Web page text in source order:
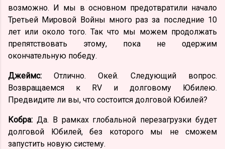
возможно. И мы в основном предотвратили начало
Третьей Мировой Войны много раз за последние 10
лет или около того. Так что мы можем продолжать
препятствовать этому, пока не одержим
окончательную победу.
Джеймс: Отлично. Окей. Следующий вопрос.
Возвращаемся к RV и долговому Юбилею.
Предвидите ли вы, что состоится долговой Юбилей?
Кобра: Да. В рамках глобальной перезагрузки будет
долговой Юбилей, без которого мы не сможем
запустить новую систему.